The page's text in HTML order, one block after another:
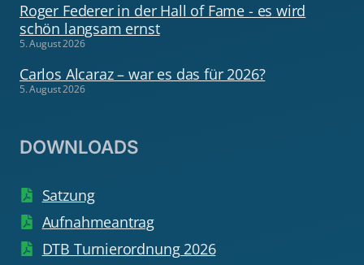
Roger Federer in der Hall of Fame - es wird
schön langsam ernst
5. August 2026
Carlos Alcaraz – war es das für 2026?
5. August 2026
DOWNLOADS
Satzung
Aufnahmeantrag
DTB Turnierordnung 2026